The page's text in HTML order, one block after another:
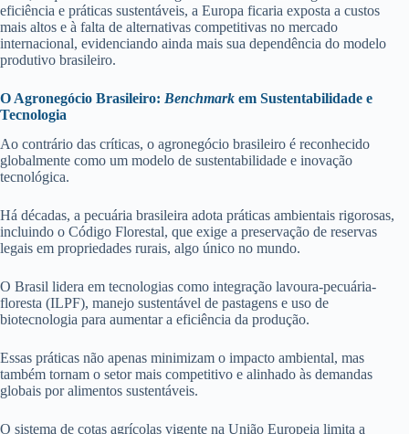
eficiência e práticas sustentáveis, a Europa ficaria exposta a custos
mais altos e à falta de alternativas competitivas no mercado
internacional, evidenciando ainda mais sua dependência do modelo
produtivo brasileiro.
O Agronegócio Brasileiro: Benchmark em Sustentabilidade e
Tecnologia
Ao contrário das críticas, o agronegócio brasileiro é reconhecido
globalmente como um modelo de sustentabilidade e inovação
tecnológica.
Há décadas, a pecuária brasileira adota práticas ambientais rigorosas,
incluindo o Código Florestal, que exige a preservação de reservas
legais em propriedades rurais, algo único no mundo.
O Brasil lidera em tecnologias como integração lavoura-pecuária-
floresta (ILPF), manejo sustentável de pastagens e uso de
biotecnologia para aumentar a eficiência da produção.
Essas práticas não apenas minimizam o impacto ambiental, mas
também tornam o setor mais competitivo e alinhado às demandas
globais por alimentos sustentáveis.
O sistema de cotas agrícolas vigente na União Europeia limita a